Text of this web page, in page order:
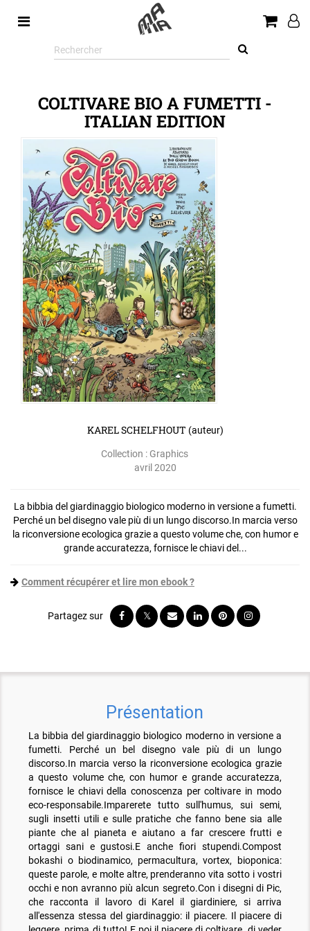
Rechercher
sur
COLTIVARE BIO A FUMETTI -
ITALIAN EDITION
KAREL SCHELFHOUT (auteur)
Collection : Graphics
avril 2020
La bibbia del giardinaggio biologico moderno in versione a fumetti.
Perché un bel disegno vale più di un lungo discorso.In marcia verso
la riconversione ecologica grazie a questo volume che, con humor e
grande accuratezza, fornisce le chiavi del...
Comment récupérer et lire mon ebook ?
Présentation
La bibbia del giardinaggio biologico moderno in versione a
fumetti. Perché un bel disegno vale più di un lungo
discorso.In marcia verso la riconversione ecologica grazie
a questo volume che, con humor e grande accuratezza,
fornisce le chiavi della conoscenza per coltivare in modo
eco-responsabile.Imparerete tutto sull'humus, sui semi,
sugli insetti utili e sulle pratiche che fanno bene sia alle
piante che al pianeta e aiutano a far crescere frutti e
ortaggi sani e gustosi.E anche fiori stupendi.Compost
bokashi o biodinamico, permacultura, vortex, bioponica:
queste parole, e molte altre, prenderanno vita sotto i vostri
occhi e non avranno più alcun segreto.Con i disegni di Pic,
che racconta il lavoro di Karel il giardiniere, si arriva
all'essenza stessa del giardinaggio: il piacere. Il piacere di